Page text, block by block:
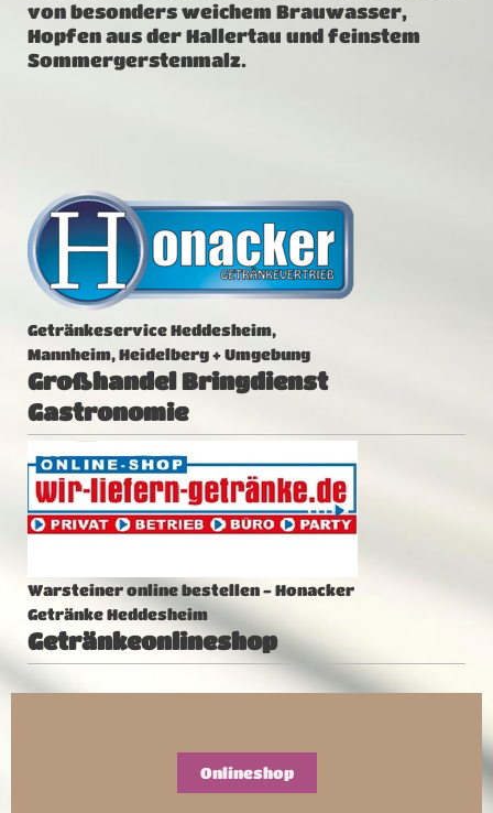
von besonders weichem Brauwasser,
Hopfen aus der Hallertau und feinstem
Sommergerstenmalz.
Getränkeservice Heddesheim,
Mannheim, Heidelberg + Umgebung
Großhandel Bringdienst
Gastronomie
Warsteiner online bestellen - Honacker
Getränke Heddesheim
Getränkeonlineshop
Onlineshop